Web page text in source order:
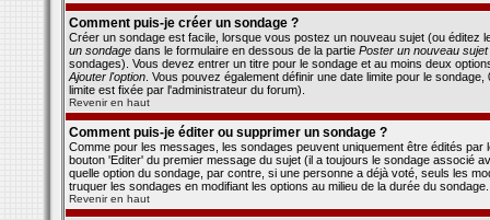
Comment puis-je créer un sondage ?
Créer un sondage est facile, lorsque vous postez un nouveau sujet (ou
un sondage dans le formulaire en dessous de la partie Poster un nouveau sujet
sondages). Vous devez entrer un titre pour le sondage et au moins deux
Ajouter l'option . Vous pouvez également définir une date limite pour le
limite est fixée par l'administrateur du forum).
Revenir en haut
Comment puis-je éditer ou supprimer un sondage ?
Comme pour les messages, les sondages peuvent uniquement être édités
bouton 'Editer' du premier message du sujet (il a toujours le sondage associé
quelle option du sondage, par contre, si une personne a déjà voté, seuls les
truquer les sondages en modifiant les options au milieu de la durée du sondage.
Revenir en haut